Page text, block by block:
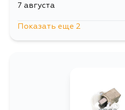
7 августа
Показать еще 2